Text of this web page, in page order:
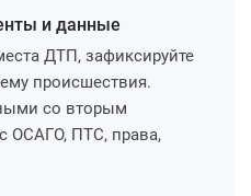
и данные
ДТП, зафиксируйте
происшествия.
со вторым
ОСАГО, ПТС, права,